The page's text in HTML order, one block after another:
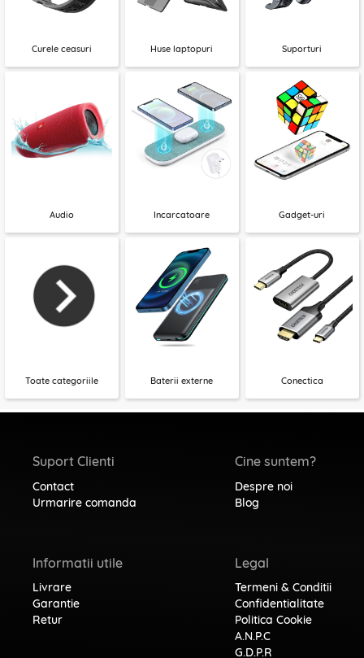
Curele ceasuri Huse laptopuri Suporturi
Audio Incarcatoare Gadget-uri
Toate categoriile Baterii externe Conectica
Suport Clienti
Contact
Urmarire comanda
Informatii utile
Livrare
Garantie
Retur
Cine suntem?
Despre noi
Blog
Legal
Termeni & Conditii
Confidentialitate
Politica Cookie
A.N.P.C
G.D.P.R